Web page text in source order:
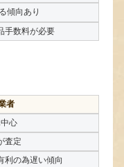
傾向あり
手数料が必要
者
心
査定
利の為遅い傾向